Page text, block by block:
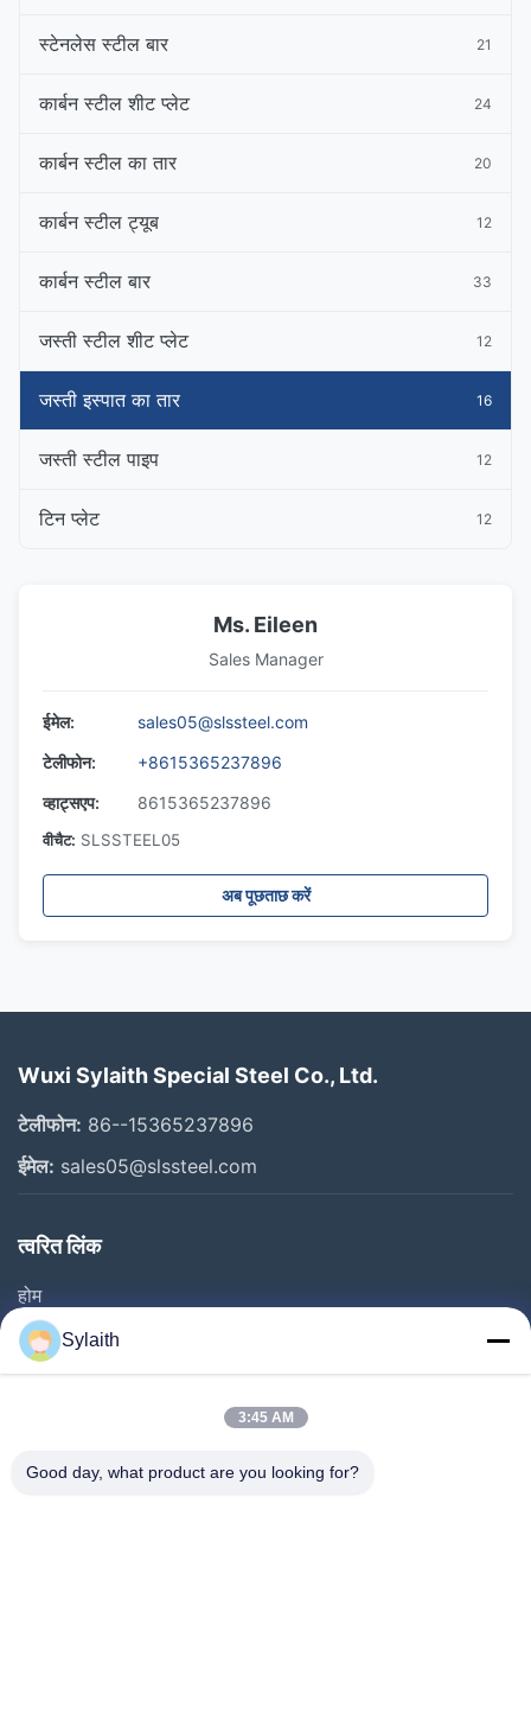
स्टेनलेस स्टील बार 21
कार्बन स्टील शीट प्लेट 24
कार्बन स्टील का तार 20
कार्बन स्टील ट्यूब 12
कार्बन स्टील बार 33
जस्ती स्टील शीट प्लेट 12
जस्ती इस्पात का तार 16
जस्ती स्टील पाइप 12
टिन प्लेट 12
Ms. Eileen
Sales Manager
ईमेल:
sales05@slssteel.com
टेलीफोन:
+8615365237896
व्हाट्सएप:
8615365237896
वीचैट: SLSSTEEL05
अब पूछताछ करें
Wuxi Sylaith Special Steel Co., Ltd.
टेलीफोन: 86--15365237896
ईमेल: sales05@slssteel.com
त्वरित लिंक
होम
उत्पाद
वीडियो
फैक्टरी यात्रा
Sylaith
3:45 AM
Good day, what product are you looking for?